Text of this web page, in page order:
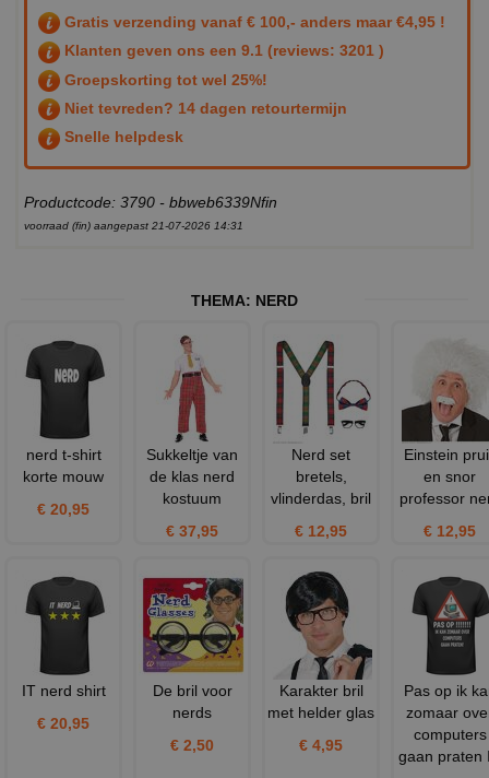
Gratis verzending vanaf € 100,- anders maar €4,95 !
Klanten geven ons een 9.1 (reviews: 3201 )
Groepskorting tot wel 25%!
Niet tevreden? 14 dagen retourtermijn
Snelle helpdesk
Productcode: 3790 - bbweb6339Nfin
voorraad (fin) aangepast 21-07-2026 14:31
THEMA: NERD
nerd t-shirt
korte mouw
€ 20,95
Sukkeltje van
de klas nerd
kostuum
€ 37,95
Nerd set
bretels,
vlinderdas, bril
€ 12,95
Einstein
en snor
professor
€ 12,95
IT nerd shirt
€ 20,95
De bril voor
nerds
€ 2,50
Karakter bril
met helder glas
€ 4,95
Pas op ik
zomaar
computers
gaan praten